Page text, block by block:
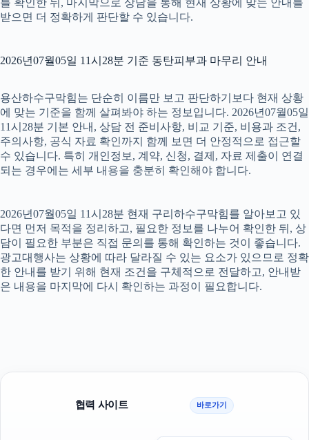
를 확인한 뒤, 마지막으로 상담을 통해 현재 상황에 맞는 안내를
받으면 더 정확하게 판단할 수 있습니다.
2026년07월05일 11시28분 기준 동탄피부과 마무리 안내
용산하수구막힘는 단순히 이름만 보고 판단하기보다 현재 상황
에 맞는 기준을 함께 살펴봐야 하는 정보입니다. 2026년07월05일
11시28분 기본 안내, 상담 전 준비사항, 비교 기준, 비용과 조건,
주의사항, 공식 자료 확인까지 함께 보면 더 안정적으로 접근할
수 있습니다. 특히 개인정보, 계약, 신청, 결제, 자료 제출이 연결
되는 경우에는 세부 내용을 충분히 확인해야 합니다.
2026년07월05일 11시28분 현재 구리하수구막힘를 알아보고 있
다면 먼저 목적을 정리하고, 필요한 정보를 나누어 확인한 뒤, 상
담이 필요한 부분은 직접 문의를 통해 확인하는 것이 좋습니다.
광고대행사는 상황에 따라 달라질 수 있는 요소가 있으므로 정확
한 안내를 받기 위해 현재 조건을 구체적으로 전달하고, 안내받
은 내용을 마지막에 다시 확인하는 과정이 필요합니다.
협력 사이트 바로가기